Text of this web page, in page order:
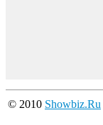
© 2010 Showbiz.Ru